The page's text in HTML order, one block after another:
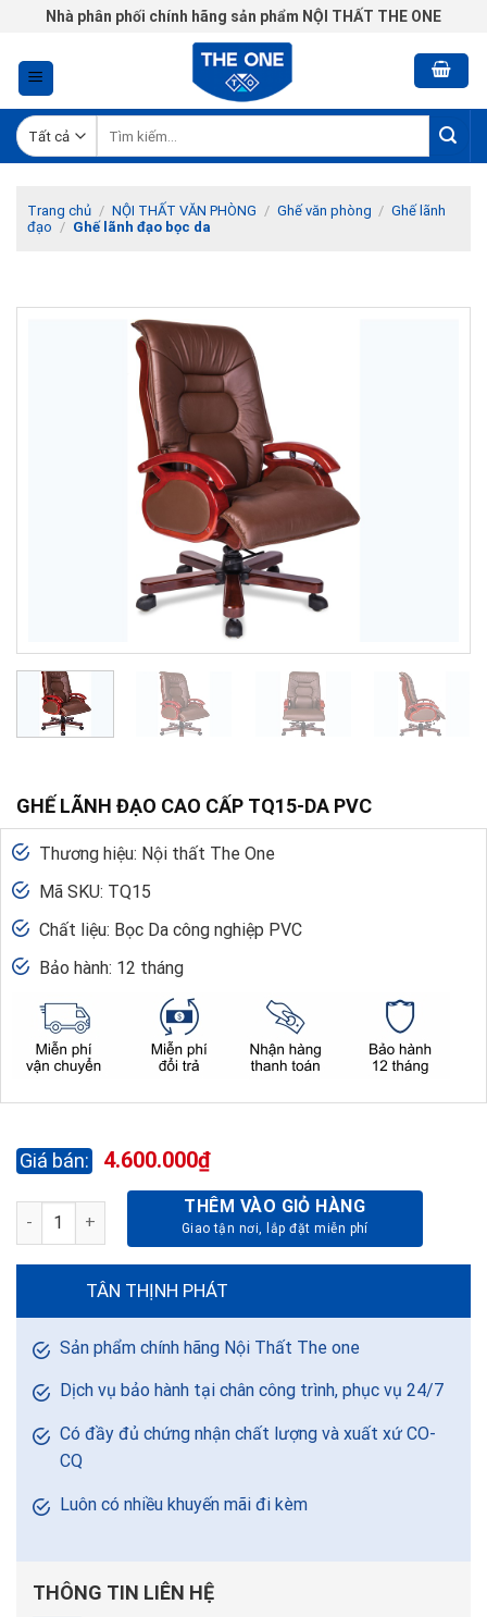
Chuyển
nội
dung
Nhà phân phối chính hãng sản phẩm NỘI THẤT THE ONE
kiếm:
Trang chủ / NỘI THẤT VĂN PHÒNG / Ghế văn phòng / Ghế lãnh
đạo / Ghế lãnh đạo bọc da
GHẾ LÃNH ĐẠO CAO CẤP TQ15-DA PVC
Thương hiệu: Nội thất The One
Mã SKU: TQ15
Chất liệu: Bọc Da công nghiệp PVC
Bảo hành: 12 tháng
4.600.000₫
GHẾ LÃNH ĐẠO CAO CẤP TQ15-DA PVC số lượng
THÊM VÀO GIỎ HÀNG
TÂN THỊNH PHÁT
Sản phẩm chính hãng Nội Thất The one
Dịch vụ bảo hành tại chân công trình, phục vụ 24/7
Có đầy đủ chứng nhận chất lượng và xuất xứ CO-
CQ
Luôn có nhiều khuyến mãi đi kèm
THÔNG TIN LIÊN HỆ